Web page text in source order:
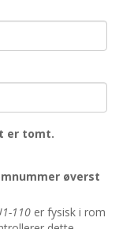
er tomt.
110 er fysisk i rom